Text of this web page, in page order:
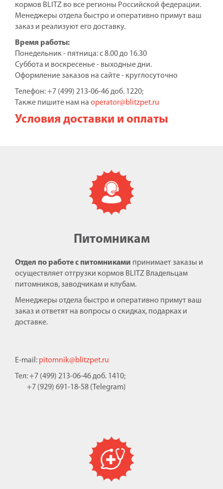
кормов BLITZ во все регионы Российской федерации.
Менеджеры отдела быстро и оперативно примут ваш
заказ и реализуют его доставку.
Время работы:
Понедельник - пятница: с 8.00 до 16.30
Суббота и воскресенье - выходные дни.
Оформление заказов на сайте - круглосуточно
Телефон: +7 (499) 213-06-46 доб. 1220;
Также пишите нам на operator@blitzpet.ru
Условия доставки и оплаты
Питомникам
Отдел по работе с питомниками принимает заказы и
осуществляет отгрузки кормов BLITZ Владельцам
питомников, заводчикам и клубам.
Менеджеры отдела быстро и оперативно примут ваш
заказ и ответят на вопросы о скидках, подарках и
доставке.
E-mail: pitomnik@blitzpet.ru
Тел: +7 (499) 213-06-46 доб. 1410;
+7 (929) 691-18-58 (Telegram)